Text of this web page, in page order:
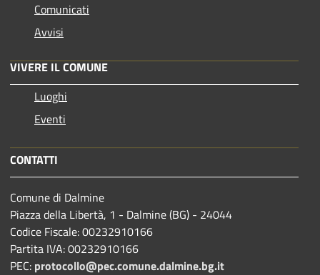
Comunicati
Avvisi
VIVERE IL COMUNE
Luoghi
Eventi
CONTATTI
Comune di Dalmine
Piazza della Libertà, 1 - Dalmine (BG) - 24044
Codice Fiscale: 00232910166
Partita IVA: 00232910166
PEC: protocollo@pec.comune.dalmine.bg.it